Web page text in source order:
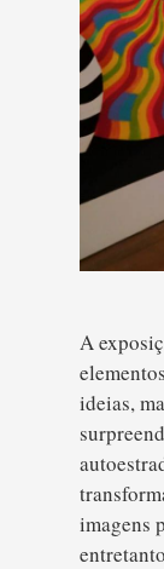
A
ideias,
imagens